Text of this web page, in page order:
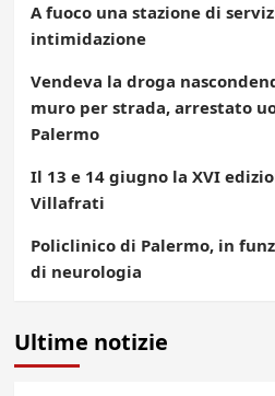
A fuoco una stazione di
intimidazione
Vendeva la droga
muro per strada, arrestato
Palermo
Il 13 e 14 giugno la XVI
Villafrati
Policlinico di Palermo, in
di neurologia
Ultime notizie